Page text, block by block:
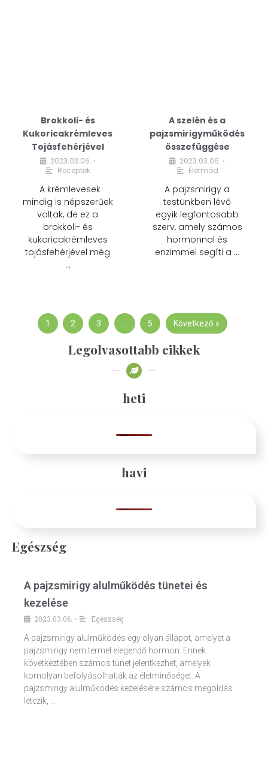
Brokkoli- és
Kukoricakrémleves
Tojásfehérjével
2023.03.06. •
Receptek
A krémlevesek
mindig is népszerűek
voltak, de ez a
brokkoli- és
kukoricakrémleves
tojásfehérjével még
…
A szelén és a
pajzsmirigyműködés
összefüggése
2023.03.06. •
Életmód
A pajzsmirigy a
testünkben lévő
egyik legfontosabb
szerv, amely számos
hormonnal és
enzimmel segíti a …
1 2 3 … 5 Következő »
Legolvasottabb cikkek
heti
havi
Egészség
A pajzsmirigy alulműködés tünetei és
kezelése
2023.03.06. •
Egészség
A pajzsmirigy alulműködés egy olyan állapot, amelyet a
pajzsmirigy nem termel elegendő hormon. Ennek
következtében számos tünet jelentkezhet, amelyek
komolyan befolyásolhatják az életminőséget. A
pajzsmirigy alulműködés kezelésére számos megoldás
létezik, …